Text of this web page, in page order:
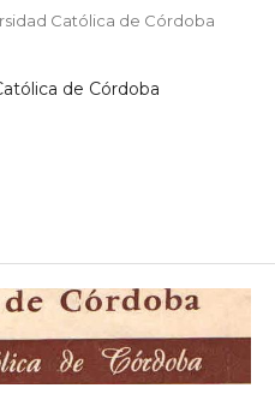
Católica de Córdoba
de Córdoba